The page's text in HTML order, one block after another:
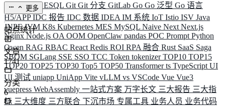
ELK ElysiaESQL Git Git 分支 GitLab Go Go 泛型 Go 语言
H5/APPIDC 报告 IDC 数据 IDEA IM 系统 IoT Istio ISV Java
JNPFJVM K8s Kubernetes MES MySQL Naive Next Next.js
NginxNode.js OA OOM OpenClaw pandas POC Prompt Python
Qwen RAG RBAC React Redis ROI RPA 融合 Rust SaaS Saga
SBOM SGLang SSE SSO TCC Token tokenizerTOP10 TOP15
TOP20 TOP25 TOP30 Top5 TOP50 Transformerts TypeScript UI
UI 测试 uniapp UniApp Vite vLLM vs VSCode Vue Vue3
vuepress WebAssembly 一站式方案 万字长文 三大报告 三大指
标 三大维度 三方联合 下沉市场 专属工具 业务人员 业务代码
更多
站点统计
文章
1741
分类
6